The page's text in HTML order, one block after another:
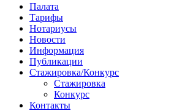
Палата
Тарифы
Нотариусы
Новости
Информация
Публикации
Стажировка/Конкурс
Стажировка
Конкурс
Контакты